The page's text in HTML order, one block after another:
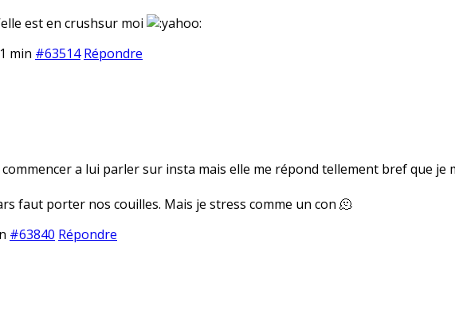
est en crushsur moi
min #63514 Répondre
a lui parler sur insta mais elle me répond tellement bref que je
faut porter nos couilles. Mais je stress comme un con 🫠
#63840 Répondre